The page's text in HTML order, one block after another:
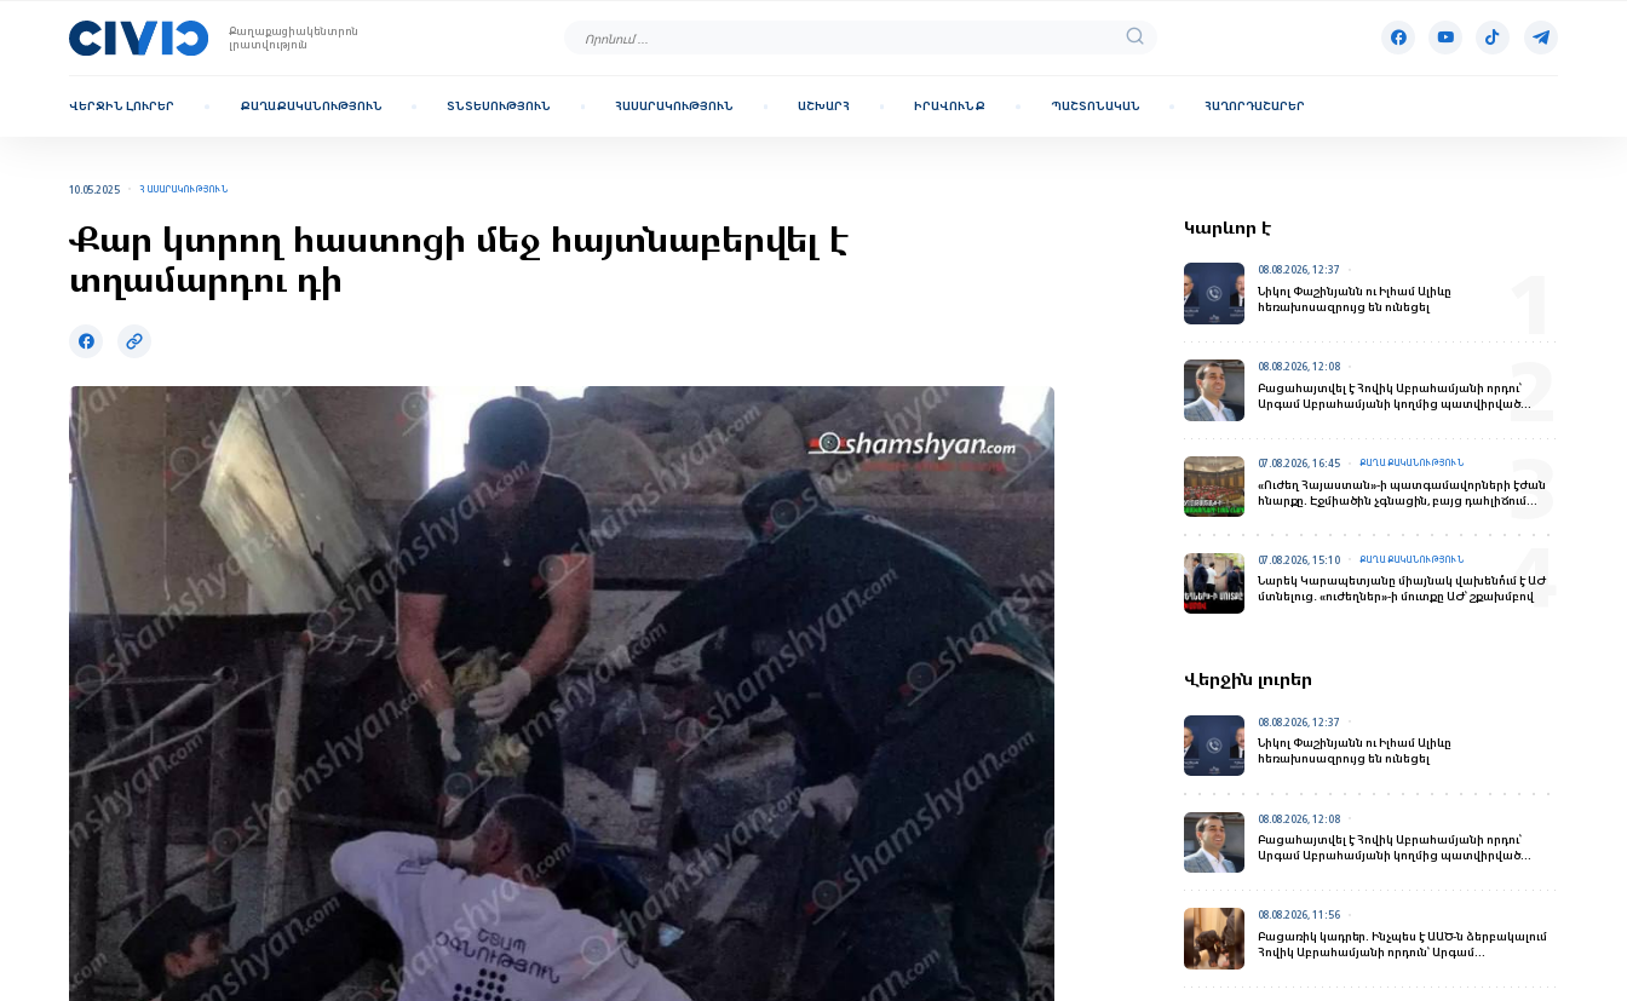
Քաղաքացիակենտրոն
լրատվություն
ՎԵՐՋԻՆ ԼՈՒՐԵՐ ՔԱՂԱՔԱԿԱՆՈՒԹՅՈՒՆ ՏՆՏԵՍՈՒԹՅՈՒՆ ՀԱՍԱՐԱԿՈՒԹՅՈՒՆ ԱՇԽԱՐՀ ԻՐԱՎՈՒՆՔ ՊԱՇՏՈՆԱԿԱՆ ՀԱՂՈՐԴԱՇԱՐԵՐ
10.05.2025 ՀԱՍԱՐԱԿՈՒԹՅՈՒՆ
Քար կտրող հաստոցի մեջ հայտնաբերվել է
տղամարդու դի
Կարևոր է
08.08.2026, 12:37
Նիկոլ Փաշինյանն ու Իլհամ Ալիևը
հեռախոսազրույց են ունեցել
08.08.2026, 12:08
Բացահայտվել է Հովիկ Աբրահամյանի որդու՝
Արգամ Աբրահամյանի կողմից պատվիրված
07.08.2026, 16:45 ՔԱՂԱՔԱԿԱՆՈՒԹՅՈՒՆ
«Ուժեղ Հայաստան»-ի պատգամավորների էժան
հնարքը. Էջմիածին չգնացին, բայց դահլիճում
07.08.2026, 15:10 ՔԱՂԱՔԱԿԱՆՈՒԹՅՈՒՆ
Նարեկ Կարապետյանը միայնակ վախենո՞ւմ է ԱԺ
մտնելուց․ «ուժեղներ»-ի մուտքը ԱԺ՝ շքախմբով
Վերջին լուրեր
08.08.2026, 12:37
Նիկոլ Փաշինյանն ու Իլհամ Ալիևը
հեռախոսազրույց են ունեցել
08.08.2026, 12:08
Բացահայտվել է Հովիկ Աբրահամյանի որդու՝
Արգամ Աբրահամյանի կողմից պատվիրված
08.08.2026, 11:56
Բացառիկ կադրեր. Ինչպես է ԱԱԾ-ն ձերբակալում
Հովիկ Աբրահամյանի որդուն՝ Արգամ